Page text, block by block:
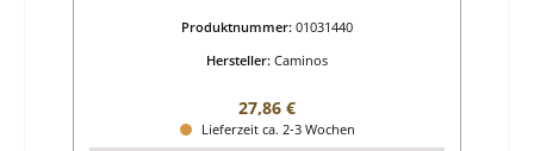
Produktnummer: 01031440
Hersteller: Caminos
Regulärer Preis:
27,86 €
Lieferzeit ca. 2-3 Wochen